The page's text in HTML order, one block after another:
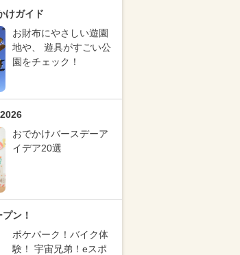
けガイド
お財布にやさしい遊園
地や、 遊具がすごい公
園をチェック！
おでかけバースデーア
イデア20選
ン！
ポケパーク！バイク体
験！ 宇宙兄弟！eスポ